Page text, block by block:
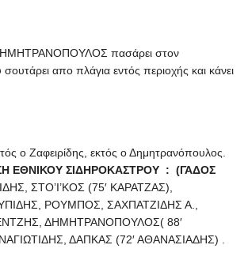
πασάρει στον
απο πλάγια εντός περιοχής και κάνει
ο Ζαφειρίδης, εκτός ο Δημητρανόπουλος.
ΕΘΝΙΚΟΥ ΣΙΔΗΡΟΚΑΣΤΡΟΥ : (ΓΑΔΟΣ
ΣΤΟ’Ι’ΚΟΣ (75′ ΚΑΡΑΤΖΑΣ),
ΡΟΥΜΠΟΣ, ΣΑΧΠΑΤΖΙΔΗΣ Α.,
ΔΗΜΗΤΡΑΝΟΠΟΥΛΟΣ( 88′
ΔΑΠΚΑΣ (72′ ΑΘΑΝΑΣΙΑΔΗΣ) .